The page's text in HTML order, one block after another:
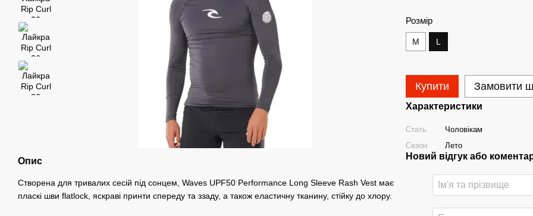
Опис
Створена для тривалих сесій під сонцем, Waves UPF50 Performance Long Sleeve Rash Vest має
пласкі шви flatlock, яскраві принти спереду та ззаду, а також еластичну тканину, стійку до хлору.
Розмір
M L
Купити Замовити
Характеристики
Стать
Чоловікам
Сезон
Лето
Новий відгук або